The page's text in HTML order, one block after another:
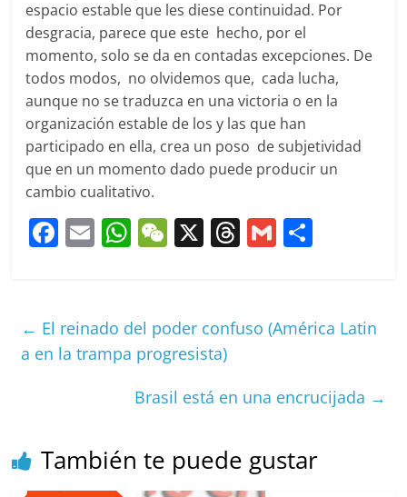
espacio estable que les diese continuidad. Por
desgracia, parece que este hecho, por el
momento, solo se da en contadas excepciones. De
todos modos, no olvidemos que, cada lucha,
aunque no se traduzca en una victoria o en la
organización estable de los y las que han
participado en ella, crea un poso de subjetividad
que en un momento dado puede producir un
cambio cualitativo.
F
e
b
E
l
W
s
A
p
W
h
at
X T
a
G
l p
← El reinado del poder confuso (América Latin
a en la trampa progresista)
Brasil está en una encrucijada →
También te puede gustar